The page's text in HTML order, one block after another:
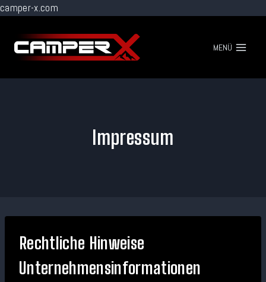
camper-x.com
Inhalt
springen
MENÜ
Impressum
Rechtliche Hinweise
Unternehmensinformationen